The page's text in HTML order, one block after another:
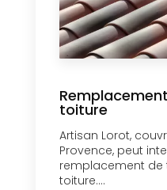
toiture
Artisan Lorot,
Provence, peut
remplacement de
toiture....